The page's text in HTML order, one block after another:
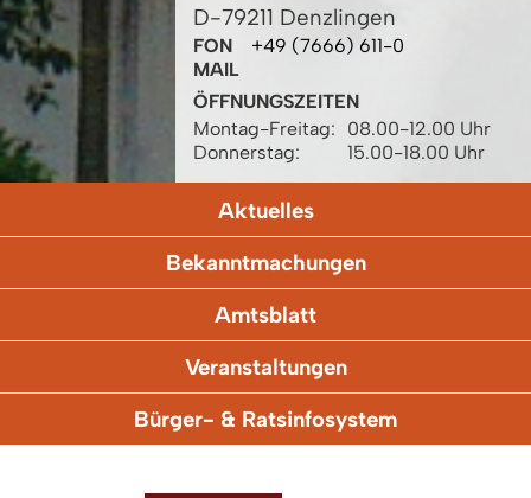
D-79211 Denzlingen
FON
+49 (7666) 611-0
MAIL
ÖFFNUNGSZEITEN
Montag-Freitag:
08.00-12.00 Uhr
Donnerstag:
15.00-18.00 Uhr
Aktuelles
Bekanntmachungen
Amtsblatt
Veranstaltungen
Bürger- & Ratsinfosystem